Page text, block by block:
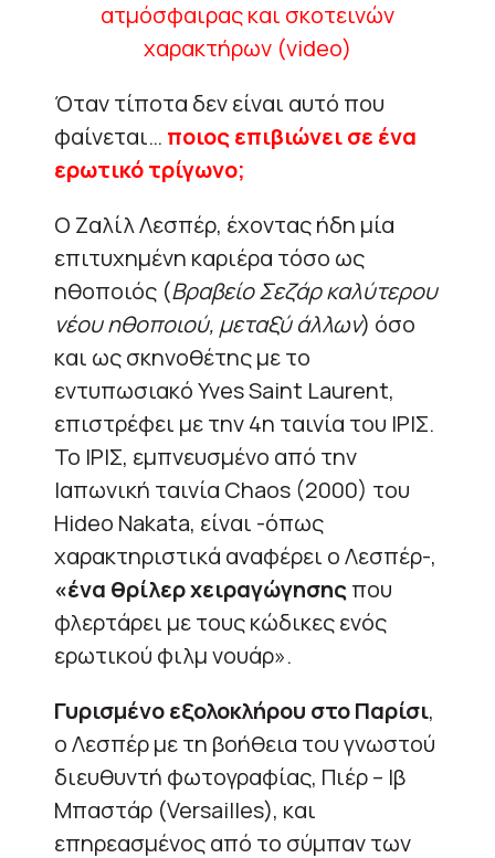
Όταν τίποτα δεν είναι αυτό που
φαίνεται… ποιος επιβιώνει σε ένα
ερωτικό τρίγωνο;
Ο Ζαλίλ Λεσπέρ, έχοντας ήδη μία
επιτυχημένη καριέρα τόσο ως
ηθοποιός (Βραβείο Σεζάρ καλύτερου
νέου ηθοποιού, μεταξύ άλλων) όσο
και ως σκηνοθέτης με το
εντυπωσιακό Yves Saint Laurent,
επιστρέφει με την 4η ταινία του ΙΡΙΣ.
Το ΙΡΙΣ, εμπνευσμένο από την
Ιαπωνική ταινία Chaos (2000) του
Hideo Nakata, είναι -όπως
χαρακτηριστικά αναφέρει ο Λεσπέρ-,
«ένα θρίλερ χειραγώγησηςπου
φλερτάρει με τους κώδικες ενός
ερωτικού φιλμ νουάρ».
Γυρισμένο εξολοκλήρου στο Παρίσι,
ο Λεσπέρ με τη βοήθεια του γνωστού
διευθυντή φωτογραφίας, Πιέρ – Ιβ
Μπαστάρ (Versailles), και
επηρεασμένος από το σύμπαν των